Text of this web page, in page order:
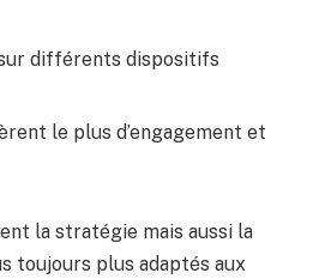
différents dispositifs
le plus d’engagement et
la stratégie mais aussi la
toujours plus adaptés aux